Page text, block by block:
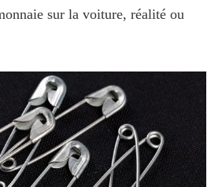
sur la voiture, réalité ou